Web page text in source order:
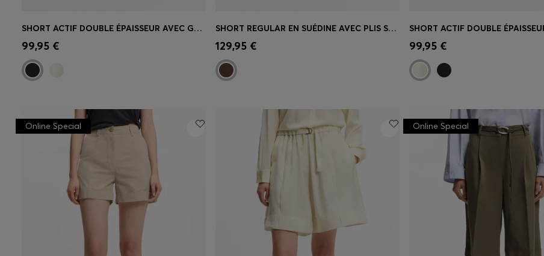
Achat rapide
taille)
SHORT ACTIF DOUBLE ÉPAISSEUR AVEC GESTION DE L’HUMIDITÉ
99,95 € Achat rapide
taille)
SHORT REGULAR EN SUÉDINE AVEC PLIS SUR LE DEVANT
129,95 € Achat rapide
taille)
99,95 €
Online Special Online Special